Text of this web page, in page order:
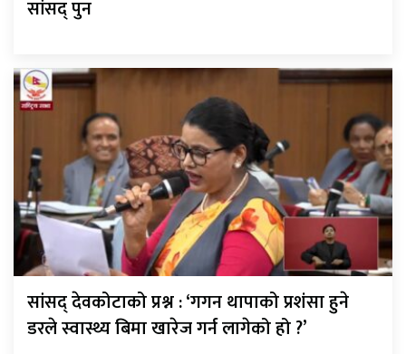
सांसद् पुन
सांसद् देवकोटाको प्रश्न : ‘गगन थापाको प्रशंसा हुने
डरले स्वास्थ्य बिमा खारेज गर्न लागेको हो ?’